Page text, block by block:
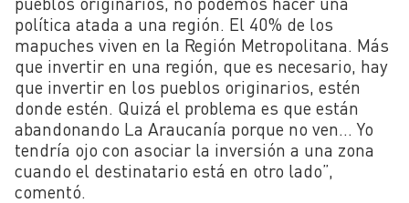
política atada a una región. El 40% de los
mapuches viven en la Región Metropolitana. Más
que invertir en una región, que es necesario, hay
que invertir en los pueblos originarios, estén
donde estén. Quizá el problema es que están
abandonando La Araucanía porque no ven… Yo
tendría ojo con asociar la inversión a una zona
cuando el destinatario está en otro lado”,
comentó.